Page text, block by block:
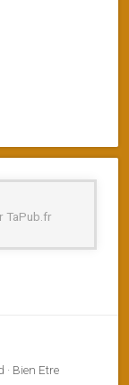
Bien Etre